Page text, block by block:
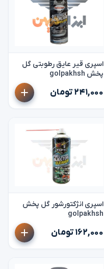
اسپری قیر عایق رطوبتی گل
پخش golpakhsh
۲۴۱,۰۰۰ تومان
اسپری انژکتورشور گل پخش
golpakhsh
۱۶۲,۰۰۰ تومان